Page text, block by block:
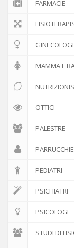
FARMACIE
GINECOLOGI
MAMMA E
OTTICI
PALESTRE
PEDIATRI
PSICHIATRI
PSICOLOGI
STUDI DI